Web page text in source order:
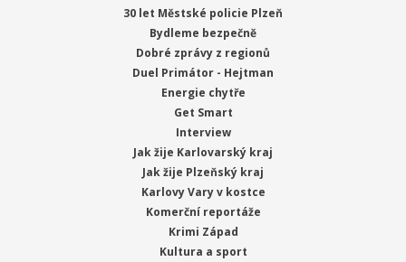
30 let Městské policie Plzeň
Bydleme bezpečně
Dobré zprávy z regionů
Duel Primátor - Hejtman
Energie chytře
Get Smart
Interview
Jak žije Karlovarský kraj
Jak žije Plzeňský kraj
Karlovy Vary v kostce
Komerční reportáže
Krimi Západ
Kultura a sport